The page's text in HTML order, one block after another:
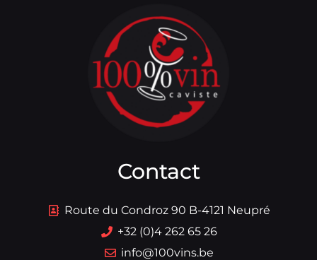
Contact
Route du Condroz 90 B-4121 Neupré
+32 (0)4 262 65 26
info@100vins.be